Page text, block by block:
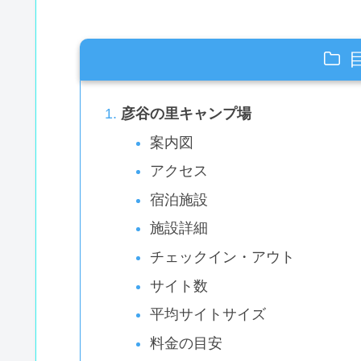
彦谷の里キャンプ場
案内図
アクセス
宿泊施設
施設詳細
チェックイン・アウト
サイト数
平均サイトサイズ
料金の目安